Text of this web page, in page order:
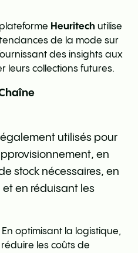
Heuritech utilise
de la mode sur
des insights aux
leurs collections futures.
utilisés pour
en
stock nécessaires, en
en réduisant les
En optimisant la logistique,
les coûts de